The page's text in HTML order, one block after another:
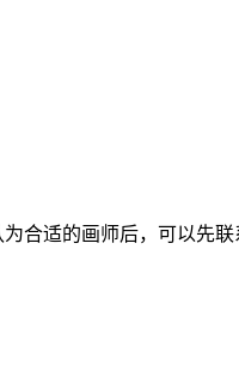
适的画师后，可以先联